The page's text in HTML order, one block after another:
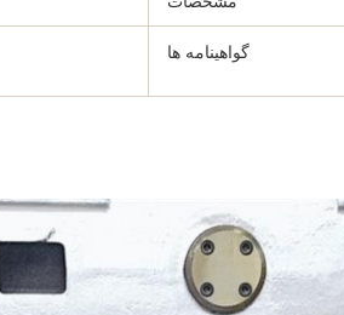
گواهینامه ها